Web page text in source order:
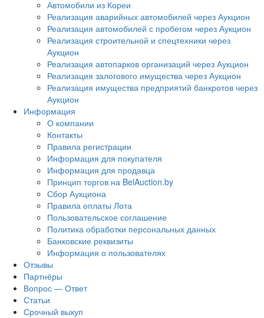
Автомобили из Кореи
Реализация аварийных автомобилей через Аукцион
Реализация автомобилей с пробегом через Аукцион
Реализация строительной и спецтехники через
Аукцион
Реализация автопарков организаций через Аукцион
Реализация залогового имущества через Аукцион
Реализация имущества предприятий банкротов через
Аукцион
Информация
О компании
Контакты
Правила регистрации
Информация для покупателя
Информация для продавца
Принцип торгов на BelAuction.by
Сбор Аукциона
Правила оплаты Лота
Пользовательское соглашение
Политика обработки персональных данных
Банковские реквизиты
Информация о пользователях
Отзывы
Партнёры
Вопрос — Ответ
Статьи
Срочный выкуп